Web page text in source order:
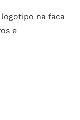
logotipo na faca
e